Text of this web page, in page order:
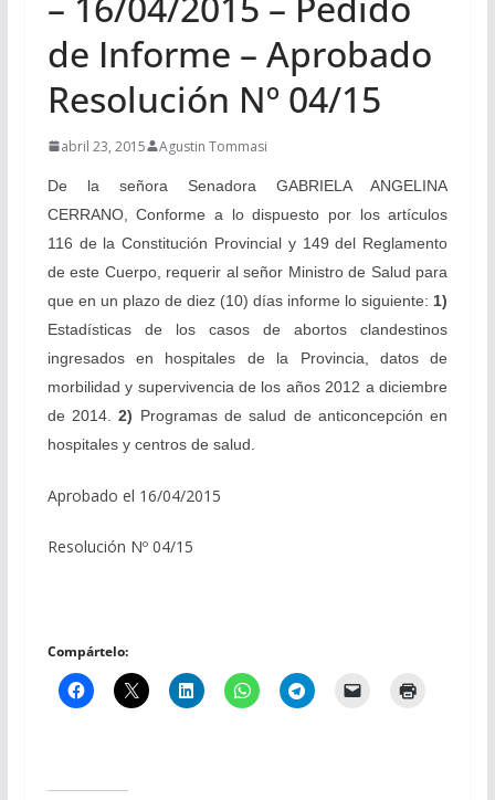
de Informe – Aprobado
Resolución Nº 04/15
abril 23, 2015 Agustin Tommasi
De la señora Senadora GABRIELA ANGELINA
CERRANO,Conforme a lo dispuesto por los artículos
116 de la Constitución Provincial y 149 del Reglamento
de este Cuerpo, requerir al señor Ministro de Salud para
que en un plazo de diez (10) días informe lo siguiente: 1)
Estadísticas de los casos de abortos clandestinos
ingresados en hospitales de la Provincia, datos de
morbilidad y supervivencia de los años 2012 a diciembre
de 2014.2) Programas de salud de anticoncepción en
hospitales y centros de salud.
Aprobado el 16/04/2015
Resolución Nº 04/15
Compártelo: